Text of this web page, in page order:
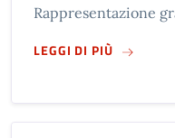
Rappresentazione
LEGGI DI PIÙSU